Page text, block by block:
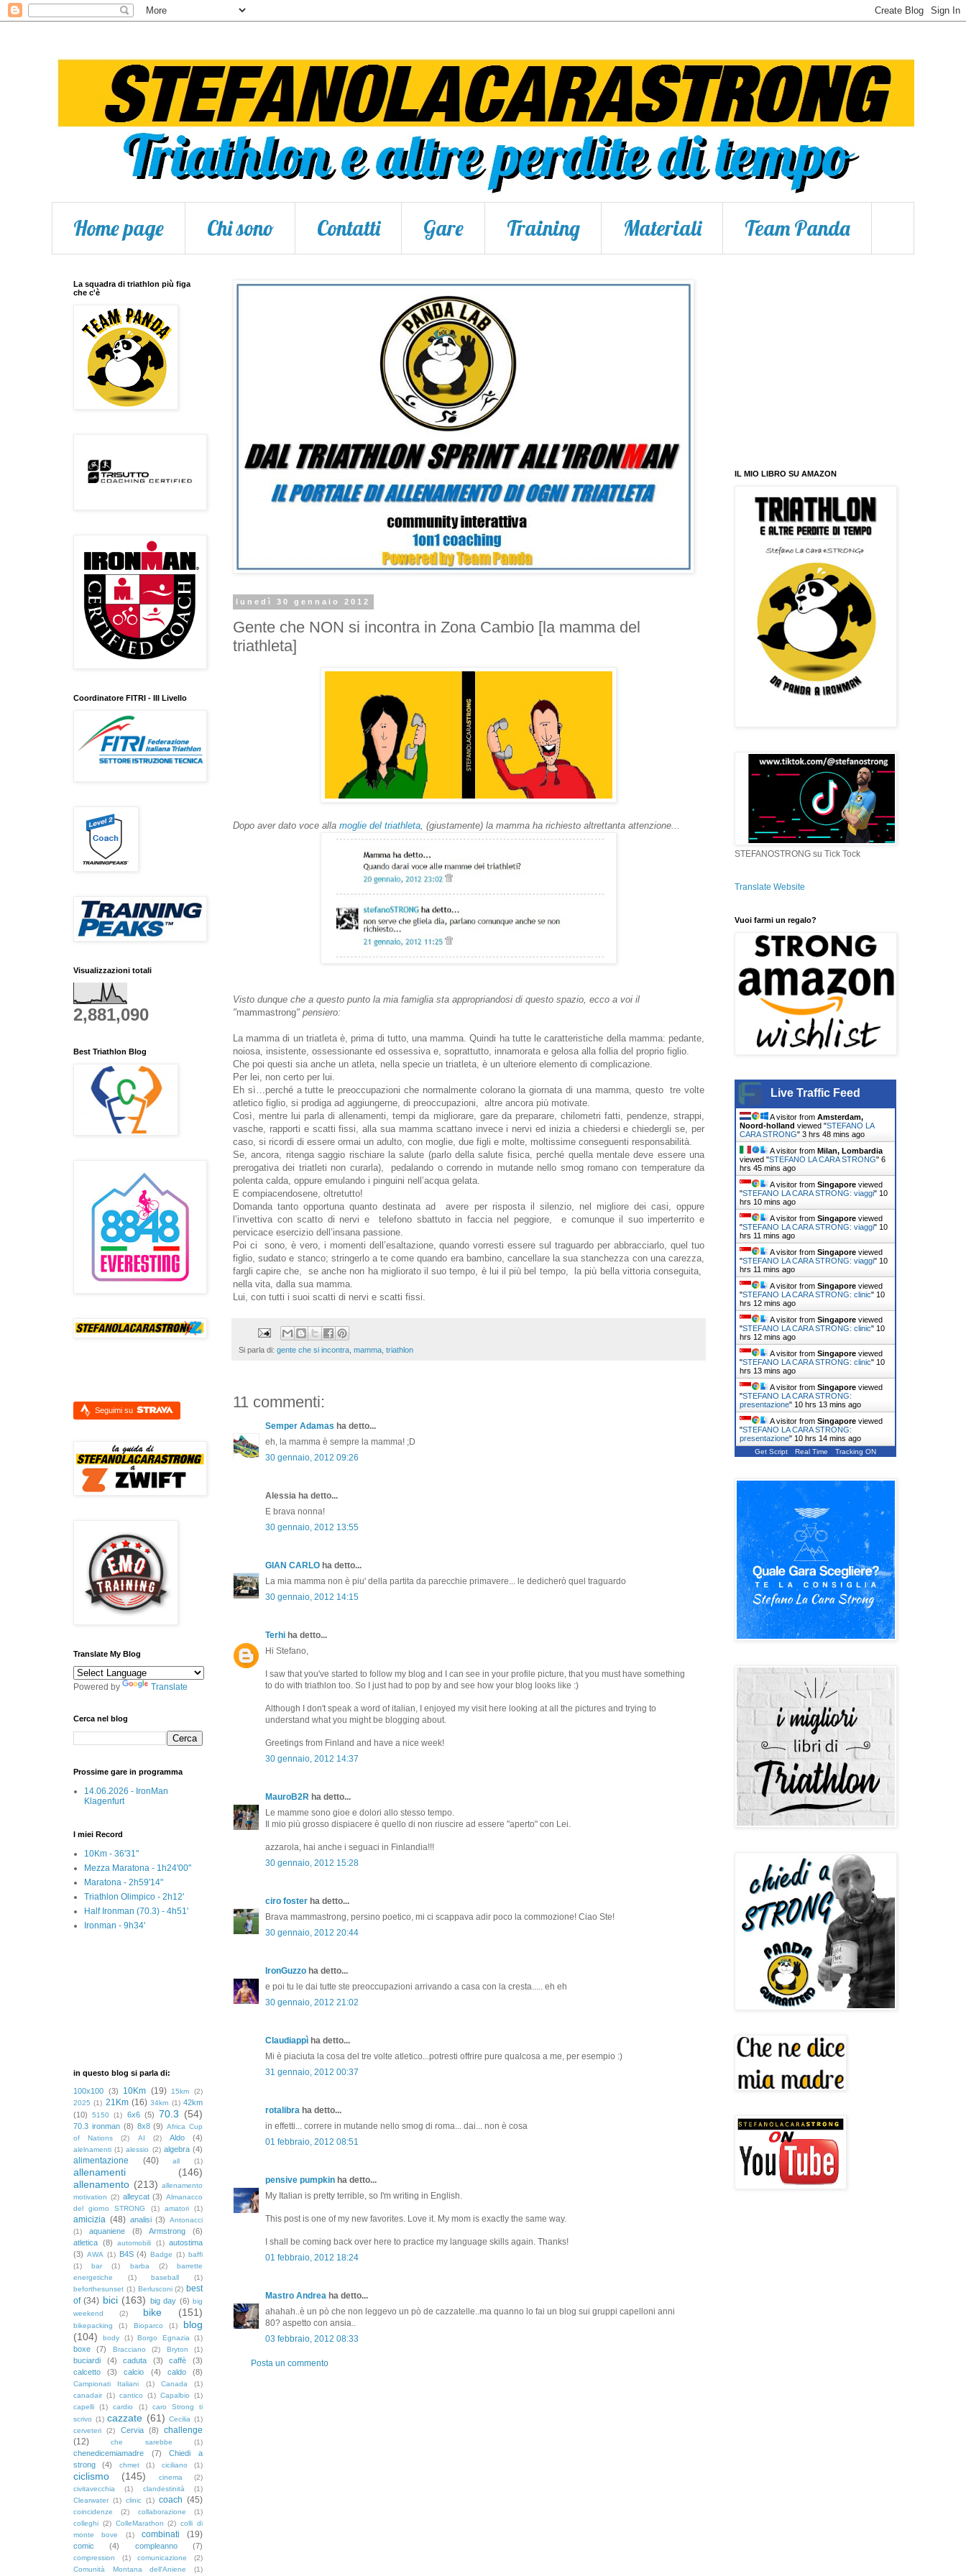
Home page Chi sono Contatti Gare Training Materiali Team Panda
lunedì 30 gennaio 2012
Gente che NON si incontra in Zona Cambio [la mamma del
triathleta]
Dopo aver dato voce alla moglie del triathleta, (giustamente) la mamma ha richiesto altrettanta attenzione...
Visto dunque che a questo punto la mia famiglia sta appropriandosi di questo spazio, ecco a voi il
"mammastrong" pensiero:
La mamma di un triatleta è, prima di tutto, una mamma.Quindi ha tutte le caratteristiche della mamma: pedante,
noiosa, insistente, ossessionante ed ossessiva e, soprattutto, innamorata e gelosa alla follia del proprio figlio.
Che poi questi sia anche un atleta, nella specie un triatleta, è un ulteriore elemento di complicazione.
Per lei, non certo per lui.
Eh sì…perché a tutte le preoccupazioni che normalmente colorano la giornata di una mamma, questo tre volte
atletico figlio, si prodiga ad aggiungerne, di preoccupazioni, altre ancora più motivate.
Così, mentre lui parla di allenamenti, tempi da migliorare, gare da preparare, chilometri fatti, pendenze, strappi,
vasche, rapporti e scatti fissi, alla sua mamma scattano invece i nervi ed inizia a chiedersi e chiedergli se, per
caso, si ricordi di essere ormai un adulto, con moglie, due figli e molte, moltissime conseguenti responsabilità.
Se, ancora, ritenga saggio rischiare la salute (parlo della salute fisica, perché quella mentale deve essere una
prerogativa dei triatleti non curarla), pedalando o correndo in mutande nello smog romano con temperature da
polenta calda, oppure emulando i pinguini nell’acqua gelata.
E compiacendosene, oltretutto!
Domanda tanto opportuna quanto destinata ad avere per risposta il silenzio, nel migliore dei casi, oppure
l’invettiva con scatto di nervi e telefono sbattuto in faccia nel peggiore, e comunque il suo imperterrito e
pervicace esercizio dell’insana passione.
Poi ci sono, è vero, i momenti dell’esaltazione, quando vorresti essere sul traguardo per abbracciarlo, quel tuo
figlio, sudato e stanco; stringerlo a te come quando era bambino, cancellare la sua stanchezza con una carezza,
fargli capire che, se anche non ha migliorato il suo tempo, è lui il più bel tempo, la più bella vittoria conseguita,
nella vita, dalla sua mamma.
Lui, con tutti i suoi scatti di nervi e scatti fissi.
Si parla di: gente che si incontra mamma triathlon
11 commenti:
Semper Adamas ha detto...
eh, la mamma è sempre la mamma! ;D
30 gennaio, 2012 09:26
Alessia ha detto...
E brava nonna!
30 gennaio, 2012 13:55
GIAN CARLO ha detto...
La mia mamma non è piu' della partita da parecchie primavere... le dedicherò quel traguardo
30 gennaio, 2012 14:15
Terhi ha detto...
Hi Stefano,
I saw that you've started to follow my blog and I can see in your profile picture, that you must have something
to do with triathlon too. So I just had to pop by and see how your blog looks like :)
Although I don't speak a word of italian, I enjoyed my visit here looking at all the pictures and trying to
understand what you might be blogging about.
Greetings from Finland and have a nice week!
30 gennaio, 2012 14:37
MauroB2R ha detto...
Le mamme sono gioe e dolori allo stesso tempo.
Il mio più grosso dispiacere è quello di non riuscire ad essere "aperto" con Lei.
azzarola, hai anche i seguaci in Finlandia!!!
30 gennaio, 2012 15:28
ciro foster ha detto...
Brava mammastrong, persino poetico, mi ci scappava adir poco la commozione! Ciao Ste!
30 gennaio, 2012 20:44
IronGuzzo ha detto...
e poi tu le dai tutte ste preoccupazioni arrivando a casa con la cresta..... eh eh
30 gennaio, 2012 21:02
Claudiappì ha detto...
Mi è piaciuta la cosa del tre volte atletico...potresti offrire pure qualcosa a me, per esempio :)
31 gennaio, 2012 00:37
rotalibra ha detto...
in effetti... correre in mutande nello smog di roma... dai... non è cosa
01 febbraio, 2012 08:51
pensive pumpkin ha detto...
My Italian is pretty terrible, so I'm writing in English.
This post is one of my new favorites. Love it. My mom is exactly the same way.
I shall be coming back over here to practice my language skills again. Thanks!
01 febbraio, 2012 18:24
Mastro Andrea ha detto...
ahahah..è un pò che non leggevo un pò de cazzatelle..ma quanno lo fai un blog sui gruppi capelloni anni
80? aspetto con ansia..
03 febbraio, 2012 08:33
Posta un commento
La squadra di triathlon più figa
che c'è
Coordinatore FITRI - III Livello
Visualizzazioni totali
2,881,090
Best Triathlon Blog
Seguimi su
Translate My Blog
Powered by Translate
Cerca nel blog
Prossime gare in programma
14.06.2026 - IronMan
Klagenfurt
I miei Record
10Km - 36'31"
Mezza Maratona - 1h24'00"
Maratona - 2h59'14"
Triathlon Olimpico - 2h12'
Half Ironman (70.3) - 4h51'
Ironman - 9h34'
in questo blog si parla di:
100x100 (3) 10Km (19) 15km
(2)
2025 (1) 21Km (16) 34km (1) 42km
(10)
5150 (1) 6x6 (5) 70.3 (54)
70.3 ironman (8) 8x8 (9) Africa Cup
of Nations
(2) AI (2) Aldo (4)
alelnamenti (1) alessio (2) algebra (4)
alimentazione (40) all (1)
allenamenti
(146)
allenamento (213) allenamento
motivation (2) alleycat (3) Almanacco
del giorno STRONG
(1) amatori (1)
amicizia (48) analisi (3)
Antonacci
(1)
aquaniene (8) Armstrong
(6)
atletica (8) automobili (1) autostima
(3) AWA (1) B4S (4) Badge (1) baffi
(1)
bar (1) barba (2)
barrette
energetiche
(1) baseball
(1)
beforthesunset (1) Berlusconi (2) best
of (34) bici (163) big day (6) big
weekend
(2) bike (151)
bikepacking (1) Bioparco (1)
blog
(104)
body (1) Borgo Egnazia (1)
boxe (7) Bracciano (2) Bryton (1)
buciardi (4) caduta (3) caffè
(3)
calcetto
(3) calcio (4) caldo (8)
Campionati Italiani (1) Canada
(1)
canadair (1) cantico (1) Capalbio
(1)
capelli
(1) cardio (1)
caro Strong ti
scrivo (1) cazzate (61) Cecilia (1)
cerveteri
(2) Cervia (8)
challenge
(12)
che sarebbe (1)
chenedicemiamadre (7)
Chiedi a
strong
(4) chmet (1) ciciliano (1)
ciclismo (145) cinema
(2)
civitavecchia
(1) clandestinità
(1)
Clearwater (1) clinic (1) coach (45)
coincidenze (2) collaborazione
(1)
colleghi (2) ColleMarathon (2) colli di
monte bove
(1) combinati (19)
comic (4) compleanno (7)
compression (1) comunicazione
(2)
Comunità Montana dell'Aniene
(1)
IL MIO LIBRO SU AMAZON
STEFANOSTRONG su Tick Tock
Translate Website
Vuoi farmi un regalo?
Live Traffic Feed
A visitor from Amsterdam,
Noord-holland viewed "STEFANO LA
CARA STRONG" 3 hrs 48 mins ago
A visitor from Milan, Lombardia
viewed "STEFANO LA CARA STRONG" 6
hrs 45 mins ago
A visitor from Singapore viewed
"STEFANO LA CARA STRONG: viaggi" 10
hrs 10 mins ago
A visitor from Singapore viewed
"STEFANO LA CARA STRONG: viaggi" 10
hrs 11 mins ago
A visitor from Singapore viewed
"STEFANO LA CARA STRONG: viaggi" 10
hrs 11 mins ago
A visitor from Singapore viewed
"STEFANO LA CARA STRONG: clinic" 10
hrs 12 mins ago
A visitor from Singapore viewed
"STEFANO LA CARA STRONG: clinic" 10
hrs 12 mins ago
A visitor from Singapore viewed
"STEFANO LA CARA STRONG: clinic" 10
hrs 13 mins ago
A visitor from Singapore viewed
"STEFANO LA CARA STRONG:
presentazione" 10 hrs 13 mins ago
A visitor from Singapore viewed
"STEFANO LA CARA STRONG:
presentazione" 10 hrs 14 mins ago
Get Script Real Time Tracking ON